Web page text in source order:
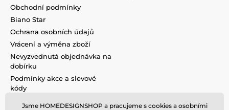
Obchodní podmínky
Biano Star
Ochrana osobních údajů
Vrácení a výměna zboží
Nevyzvednutá objednávka na
dobírku
Podmínky akce a slevové
kódy
Jsme HOMEDESIGNSHOP a pracujeme s cookies a osobními